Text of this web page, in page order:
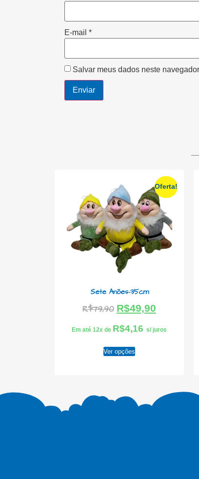
E-mail *
Salvar meus dados neste
Oferta!
Sete Anões-35cm
R$79,90 R$49,90
Em até 12x de R$4,16 s/ juros
Ver opções